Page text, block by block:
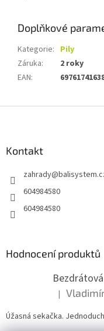
Doplňkové
Kategorie: Pily
Záruka:
2 roky
EAN:
Kontakt
zahrady@
604984580
604984580
Hodnocení produktů
Hodnocení
|
Úžasná sekačka.